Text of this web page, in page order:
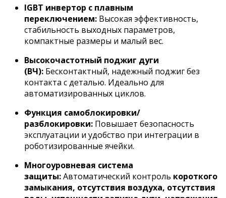
IGBT инвертор с плавным
переключением: Высокая эффективность,
стабильность выходных параметров,
компактные размеры и малый вес.
Высокочастотный поджиг дуги
(ВЧ): Бесконтактный, надежный поджиг без
контакта с деталью. Идеально для
автоматизированных циклов.
Функция самоблокировки/
разблокировки: Повышает безопасность
эксплуатации и удобство при интеграции в
роботизированные ячейки.
Многоуровневая система
защиты:Автоматический контроль короткого
замыкания, отсутствия воздуха, отсутствия